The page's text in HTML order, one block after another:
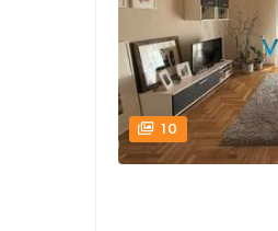
10